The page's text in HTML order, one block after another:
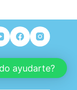
ayudarte?